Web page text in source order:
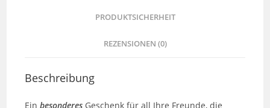
PRODUKTSICHERHEIT
REZENSIONEN (0)
Beschreibung
Einbesonderes Geschenk für all Ihre Freunde, die